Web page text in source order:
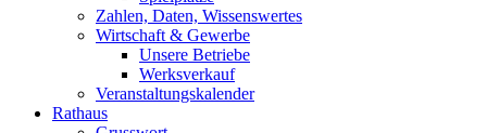
Zahlen, Daten, Wissenswertes
Wirtschaft & Gewerbe
Unsere Betriebe
Werksverkauf
Veranstaltungskalender
Rathaus